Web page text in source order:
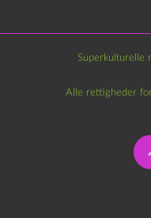
Superkulturelle
Alle rettigheder